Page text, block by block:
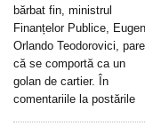
bărbat fin, ministrul
Finanțelor Publice, Eugen
Orlando Teodorovici, pare
că se comportă ca un
golan de cartier. În
comentariile la postările